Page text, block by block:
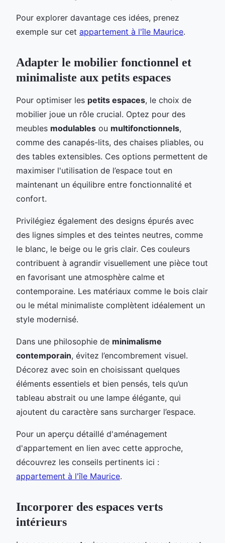
Pour explorer davantage ces idées, prenez
exemple sur cet appartement à l'île Maurice.
Adapter le mobilier fonctionnel et
minimaliste aux petits espaces
Pour optimiser les petits espaces, le choix de
mobilier joue un rôle crucial. Optez pour des
meubles modulables ou multifonctionnels,
comme des canapés-lits, des chaises pliables, ou
des tables extensibles. Ces options permettent de
maximiser l'utilisation de l’espace tout en
maintenant un équilibre entre fonctionnalité et
confort.
Privilégiez également des designs épurés avec
des lignes simples et des teintes neutres, comme
le blanc, le beige ou le gris clair. Ces couleurs
contribuent à agrandir visuellement une pièce tout
en favorisant une atmosphère calme et
contemporaine. Les matériaux comme le bois clair
ou le métal minimaliste complètent idéalement un
style modernisé.
Dans une philosophie de minimalisme
contemporain, évitez l’encombrement visuel.
Décorez avec soin en choisissant quelques
éléments essentiels et bien pensés, tels qu’un
tableau abstrait ou une lampe élégante, qui
ajoutent du caractère sans surcharger l’espace.
Pour un aperçu détaillé d'aménagement
d'appartement en lien avec cette approche,
découvrez les conseils pertinents ici :
appartement à l'île Maurice.
Incorporer des espaces verts
intérieurs